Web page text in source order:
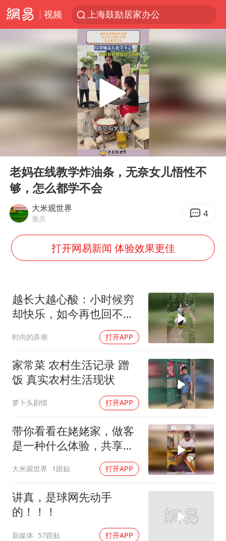
视频
上海鼓励居家办公
血指纹匹配成功，20年悬案告破！凶手被执行死刑
费大厨口号更改 不再宣传小炒肉大王
成都多趟列车临时停运
多地银行上调存款利率
演员秦焰去世 曾出演《狂飙》
中央气象台继续发布暴雨橙警
朱一龙的鼻子怎么了
白海豚突然大拐弯 走出罕见路线
大疆错失宇树
“还不如不放假”
从科技创新看开局起步的时与势
Play
00:21
老妈在线教学炸油条，无奈女儿悟性不
够，怎么都学不会
大米观世界
重庆 4
打开网易新闻 体验效果更佳
越长大越心酸：小时候穷
却快乐，如今再也回不去
时尚的弄潮 打开APP
家常菜 农村生活记录 蹭
饭 真实农村生活现状
萝卜头剧情 打开APP
带你看看在姥姥家，做客
是一种什么体验，共享丰
大米观世界 1跟贴 打开APP
讲真，是球网先动手
的！！！
新媒体 57跟贴 打开APP